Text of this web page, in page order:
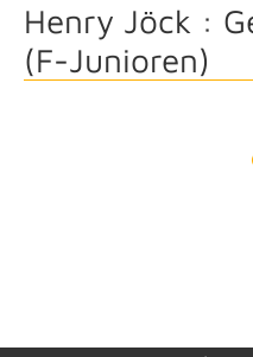
Henry Jöck :
(F-Junioren)